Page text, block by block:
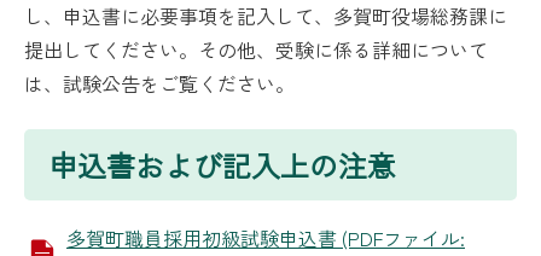
し、申込書に必要事項を記入して、多賀町役場総務課に
提出してください。その他、受験に係る詳細について
は、試験公告をご覧ください。
申込書および記入上の注意
多賀町職員採用初級試験申込書 (PDFファイル: